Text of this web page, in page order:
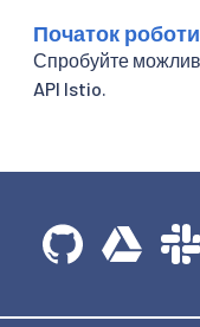
Початок
Спробуйте
API Istio.